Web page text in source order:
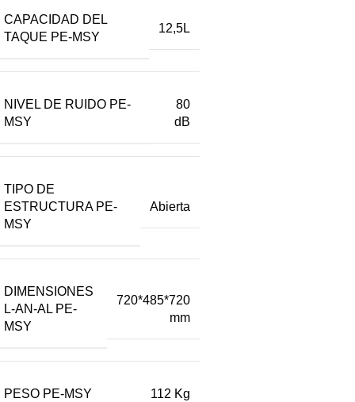
CAPACIDAD DEL
TAQUE PE-MSY
12,5L
NIVEL DE RUIDO PE-
MSY
80
dB
TIPO DE
ESTRUCTURA PE-
MSY
Abierta
DIMENSIONES
L-AN-AL PE-
MSY
720*485*720
mm
PESO PE-MSY 112 Kg